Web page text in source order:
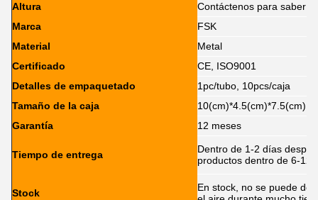
Altura
Contáctenos para saber
Marca
FSK
Material
Metal
Certificado
CE, ISO9001
Detalles de empaquetado
1pc/tubo, 10pcs/caja
Tamaño de la caja
10(cm)*4.5(cm)*7.5(cm)
Garantía
12 meses
Tiempo de entrega
Dentro de 1-2 días
productos dentro de 6-12
Stock
En stock, no se puede